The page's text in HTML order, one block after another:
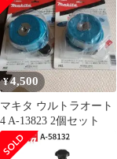
¥4,500
マキタ ウルトラオート
4 A-13823 2個セット